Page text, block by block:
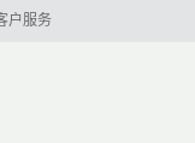
户服务